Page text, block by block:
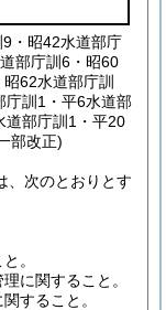
・昭42水道部庁
部庁訓6・昭60
62水道部庁訓
庁訓1・平6水道部
道部庁訓1・平20
部改正)
、次のとおりとす
。
に関すること。
すること。